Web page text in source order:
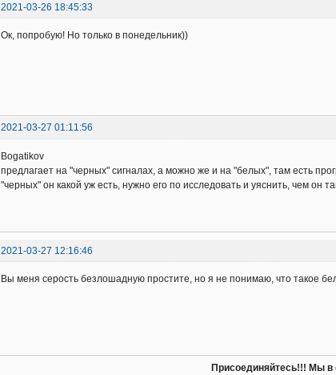
2021-03-26 18:45:33
Ок, попробую! Но только в понедельник))
2021-03-27 01:11:56
Bogatikov
предлагает на "черных" сигналах, а можно же и на "белых", там есть
"черных" он какой уж есть, нужно его по исследовать и уяснить, чем он
2021-03-27 12:16:46
Вы меня серость безлошадную простите, но я не понимаю, что такое
Присоединяйтесь!!! Мы в